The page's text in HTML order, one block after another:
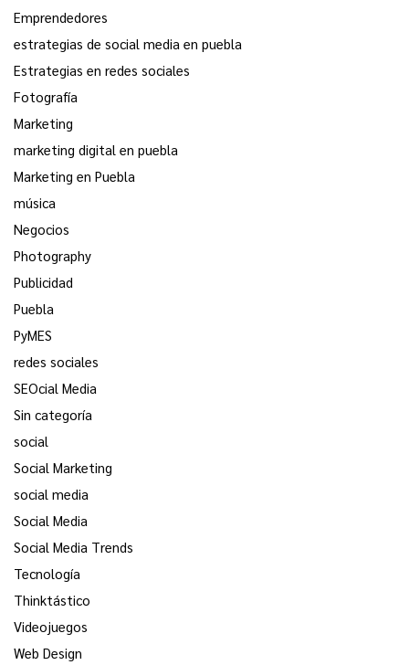
Emprendedores
estrategias de social media en puebla
Estrategias en redes sociales
Fotografía
Marketing
marketing digital en puebla
Marketing en Puebla
música
Negocios
Photography
Publicidad
Puebla
PyMES
redes sociales
SEOcial Media
Sin categoría
social
Social Marketing
social media
Social Media
Social Media Trends
Tecnología
Thinktástico
Videojuegos
Web Design